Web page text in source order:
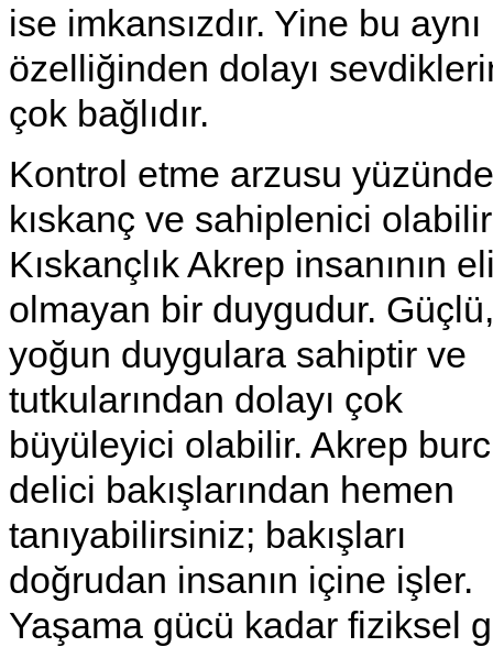
ise imkansızdır. Yine bu aynı
özelliğinden dolayı
çok bağlıdır.
Kontrol etme arzusu
kıskanç ve sahiplenici
Kıskançlık Akrep insanının
olmayan bir duygudur. Güçlü,
yoğun duygulara sahiptir ve
tutkularından dolayı çok
büyüleyici olabilir. Akrep
delici bakışlarından hemen
tanıyabilirsiniz; bakışları
doğrudan insanın içine işler.
Yaşama gücü kadar fiziksel